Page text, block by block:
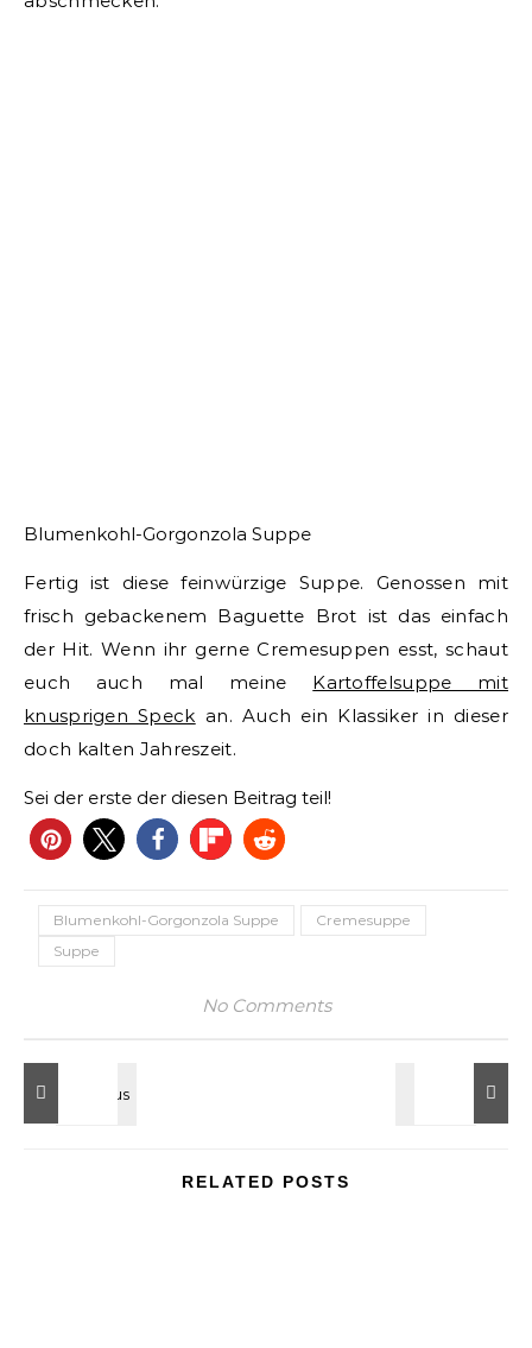
Blumenkohl-Gorgonzola Suppe
Fertig ist diese feinwürzige Suppe. Genossen mit
frisch gebackenem Baguette Brot ist das einfach
der Hit. Wenn ihr gerne Cremesuppen esst, schaut
euch auch mal meine Kartoffelsuppe mit
knusprigen Speck an. Auch ein Klassiker in dieser
doch kalten Jahreszeit.
Sei der erste der diesen Beitrag teil!
Blumenkohl-Gorgonzola Suppe
Cremesuppe
Suppe
No Comments
RELATED POSTS